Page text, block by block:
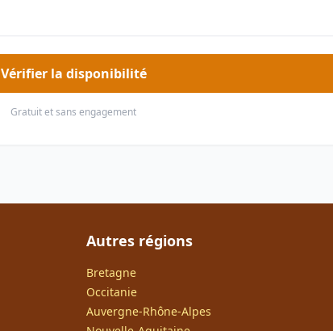
Vérifier la disponibilité
Gratuit et sans engagement
Autres régions
Bretagne
Occitanie
Auvergne-Rhône-Alpes